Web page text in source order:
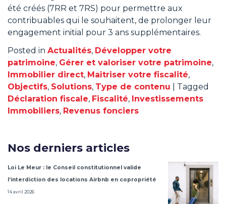
été créés (7RR et 7RS) pour permettre aux
contribuables qui le souhaitent, de prolonger leur
engagement initial pour 3 ans supplémentaires.
Posted in Actualités, Développer votre
patrimoine, Gérer et valoriser votre patrimoine,
Immobilier direct, Maîtriser votre fiscalité,
Objectifs, Solutions, Type de contenu
Tagged
Déclaration fiscale, Fiscalité, Investissements
Immobiliers, Revenus fonciers
Nos derniers articles
Loi Le Meur : le Conseil constitutionnel valide
l’interdiction des locations Airbnb en copropriété
14 avril 2026